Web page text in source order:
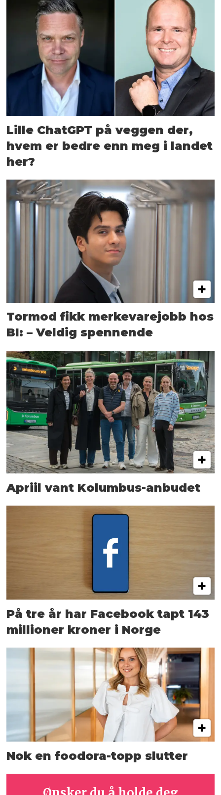
Lille ChatGPT på veggen der,
hvem er bedre enn meg i landet
her?
Tormod fikk merkevarejobb hos
BI: – Veldig spennende
Apriil vant Kolumbus-anbudet
På tre år har Facebook tapt 143
millioner kroner i Norge
Nok en foodora-topp slutter